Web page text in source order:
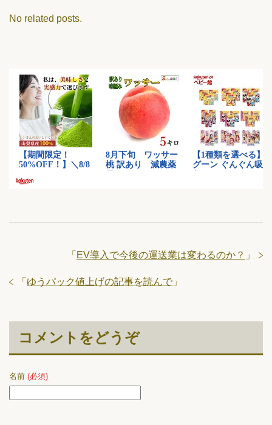
No related posts.
「 EV導入で今後の運送業は変わるのか？ 」
「 ゆうパック値上げの記事を読んで」
コメントをどうぞ
名前 (必須)